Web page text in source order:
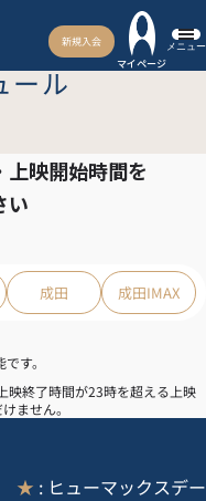
新規入会
マイページ
メニュー
ール
映開始時間を
い
成田 成田IMAX
す。
終了時間が23時を超える上映
ません。
★ : ヒューマックスデー